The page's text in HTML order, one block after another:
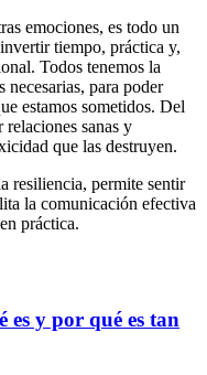
emociones, es todo un
tiempo, práctica y,
Todos tenemos la
necesarias, para poder
estamos sometidos. Del
sanas y
que las destruyen.
resiliencia, permite sentir
la comunicación efectiva
práctica.
es y por qué es tan